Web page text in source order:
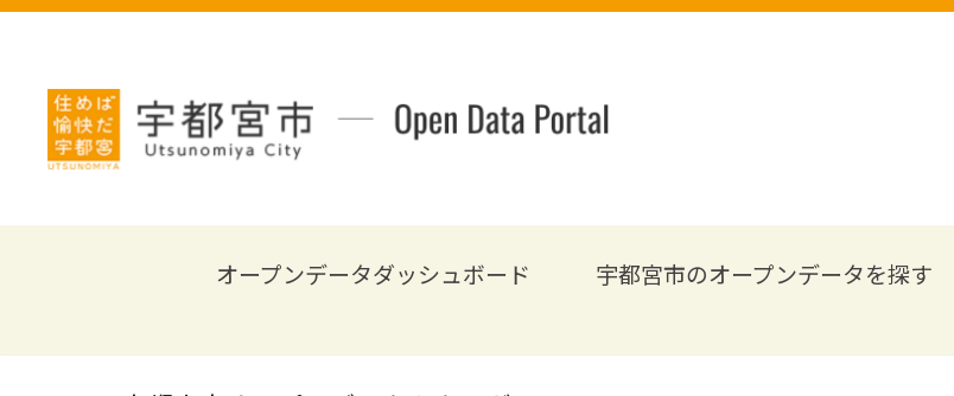
ス
オープンデータダッシュボード 宇都宮市のオープンデータを探す